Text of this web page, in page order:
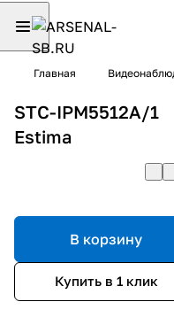
Главная
STC-IPM5512A/1
Estima
В корзину
Купить в 1 клик